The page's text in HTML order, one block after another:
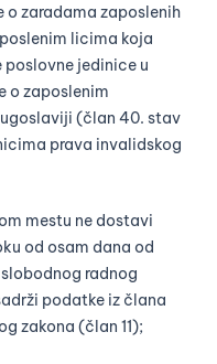
zaradama zaposlenih
licima koja
poslovne jedinice u
o zaposlenim
(član 40. stav
prava invalidskog
mestu ne dostavi
od osam dana od
radnog
podatke iz člana
zakona (član 11);